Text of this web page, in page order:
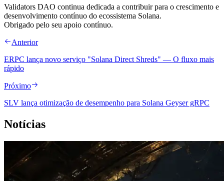
Validators DAO continua dedicada a contribuir para o crescimento e
desenvolvimento contínuo do ecossistema Solana.
Obrigado pelo seu apoio contínuo.
Anterior
ERPC lança novo serviço "Solana Direct Shreds" — O fluxo mais
rápido
Próximo
SLV lança otimização de desempenho para Solana Geyser gRPC
Notícias